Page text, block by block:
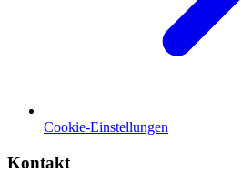
Cookie-Einstellungen
Kontakt